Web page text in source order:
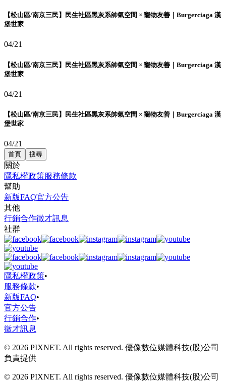
【松山區/南京三民】民生社區黑灰系帥氣空間 × 寵物友善｜Burgerciaga 漢
堡世家
04/21
【松山區/南京三民】民生社區黑灰系帥氣空間 × 寵物友善｜Burgerciaga 漢
堡世家
04/21
【松山區/南京三民】民生社區黑灰系帥氣空間 × 寵物友善｜Burgerciaga 漢
堡世家
04/21
首頁 搜尋
關於
隱私權政策服務條款
幫助
新版FAQ官方公告
其他
行銷合作徵才訊息
社群
隱私權政策•
服務條款•
新版FAQ•
官方公告
行銷合作•
徵才訊息
© 2026 PIXNET. All rights reserved. 優像數位媒體科技(股)公司
負責提供
© 2026 PIXNET. All rights reserved. 優像數位媒體科技(股)公司